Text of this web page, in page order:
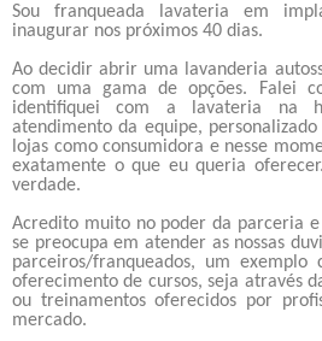
Sou franqueada lavateria em
inaugurar nos próximos 40 dias.
Ao decidir abrir uma lavanderia
com uma gama de opções. Falei
identifiquei com a lavateria na
atendimento da equipe,
lojas como consumidora e nesse
exatamente o que eu queria
verdade.
Acredito muito no poder da parceria
se preocupa em atender as nossas
parceiros/franqueados, um
oferecimento de cursos, seja através
ou treinamentos oferecidos por
mercado.